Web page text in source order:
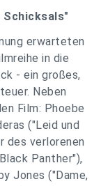
Schicksals"
erwarteten
in die
- ein großes,
Neben
Film: Phoebe
("Leid und
des verlorenen
Panther"),
Jones ("Dame,